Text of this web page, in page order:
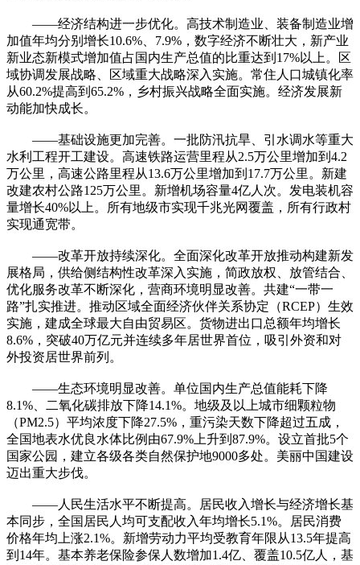
——经济结构进一步优化。高技术制造业、装备制造业增
加值年均分别增长10.6%、7.9%，数字经济不断壮大，新产业
新业态新模式增加值占国内生产总值的比重达到17%以上。区
域协调发展战略、区域重大战略深入实施。常住人口城镇化率
从60.2%提高到65.2%，乡村振兴战略全面实施。经济发展新
动能加快成长。
——基础设施更加完善。一批防汛抗旱、引水调水等重大
水利工程开工建设。高速铁路运营里程从2.5万公里增加到4.2
万公里，高速公路里程从13.6万公里增加到17.7万公里。新建
改建农村公路125万公里。新增机场容量4亿人次。发电装机容
量增长40%以上。所有地级市实现千兆光网覆盖，所有行政村
实现通宽带。
——改革开放持续深化。全面深化改革开放推动构建新发
展格局，供给侧结构性改革深入实施，简政放权、放管结合、
优化服务改革不断深化，营商环境明显改善。共建“一带一
路”扎实推进。推动区域全面经济伙伴关系协定（RCEP）生效
实施，建成全球最大自由贸易区。货物进出口总额年均增长
8.6%，突破40万亿元并连续多年居世界首位，吸引外资和对
外投资居世界前列。
——生态环境明显改善。单位国内生产总值能耗下降
8.1%、二氧化碳排放下降14.1%。地级及以上城市细颗粒物
（PM2.5）平均浓度下降27.5%，重污染天数下降超过五成，
全国地表水优良水体比例由67.9%上升到87.9%。设立首批5个
国家公园，建立各级各类自然保护地9000多处。美丽中国建设
迈出重大步伐。
——人民生活水平不断提高。居民收入增长与经济增长基
本同步，全国居民人均可支配收入年均增长5.1%。居民消费
价格年均上涨2.1%。新增劳动力平均受教育年限从13.5年提高
到14年。基本养老保险参保人数增加1.4亿、覆盖10.5亿人，基